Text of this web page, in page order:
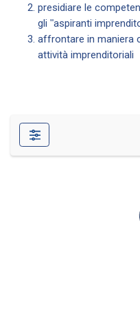
presidiare le
gli ʺaspiranti
affrontare in maniera
attività imprenditoriali
Filtri